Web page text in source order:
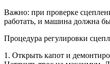
Важно: при проверке
работать, и машина должна
Процедура регулировки
1. Открыть капот и